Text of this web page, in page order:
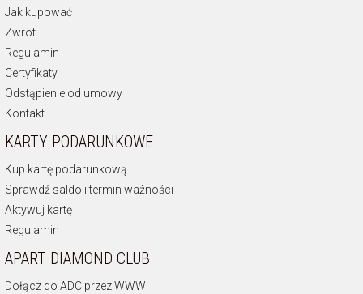
Jak kupować
Zwrot
Regulamin
Certyfikaty
Odstąpienie od umowy
Kontakt
KARTY PODARUNKOWE
Kup kartę podarunkową
Sprawdź saldo i termin ważności
Aktywuj kartę
Regulamin
APART DIAMOND CLUB
Dołącz do ADC przez WWW